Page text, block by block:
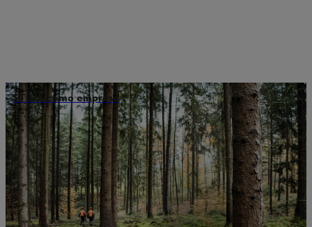
STIHL como empresa